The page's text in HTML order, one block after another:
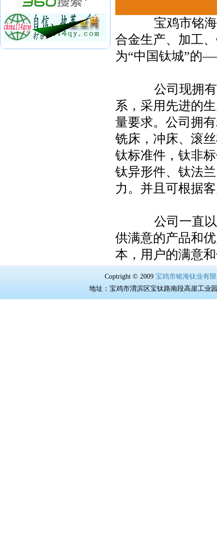
宝鸡市铭海钛
合金生产、加工
为“中国钛城”的
公司现拥有先
系，采用先进的
量要求。公司拥
铣床，冲床、滚
钛标准件，钛非
钛异形件、钛法
力。并且可根据
公司一直以“
供满意的产品和
本，用户的满意
Coptright © 2009 宝鸡市铭海钛业有
地址：宝鸡市渭滨区宝钛路南段高崖工